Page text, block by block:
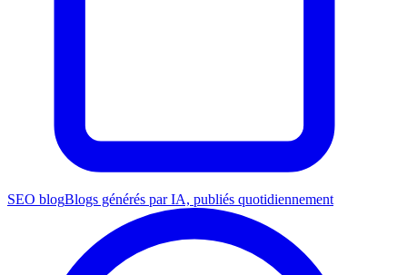
SEO blogBlogs générés par IA, publiés quotidiennement